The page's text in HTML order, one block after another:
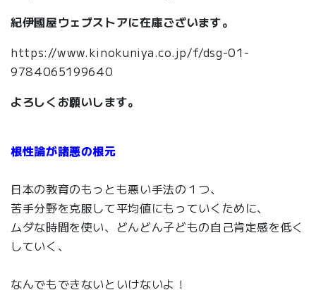
紀伊國屋ウェブストアに在庫ございます。
https://www.kinokuniya.co.jp/f/dsg-01-
9784065199640
よろしくお願いします。
根性論が諸悪の根元
日本の教育のもっとも悪い手法の１つ、
苦手分野を克服して平均値にもっていくために、
ムダな時間を使い、どんどん子どもの自己肯定感を低く
していく、
なんでもできないといけないよ！